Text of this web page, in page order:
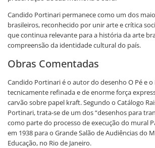
Candido Portinari permanece como um dos
brasileiros, reconhecido por unir arte e crítica
que continua relevante para a história da arte
compreensão da identidade cultural do país.
Obras Comentadas
Candido Portinari é o autor do desenho O Pé e
tecnicamente refinada e de enorme força
carvão sobre papel kraft. Segundo o Catálogo
Portinari, trata-se de um dos “desenhos para
como parte do processo de execução do mural
em 1938 para o Grande Salão de Audiências do
Educação, no Rio de Janeiro.